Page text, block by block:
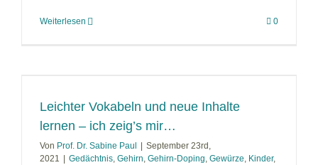
Weiterlesen 0
Leichter Vokabeln und neue Inhalte
lernen – ich zeig’s mir…
Von Prof. Dr. Sabine Paul
September 23rd,
2021
Gedächtnis, Gehirn, Gehirn-Doping, Gewürze, Kinder,